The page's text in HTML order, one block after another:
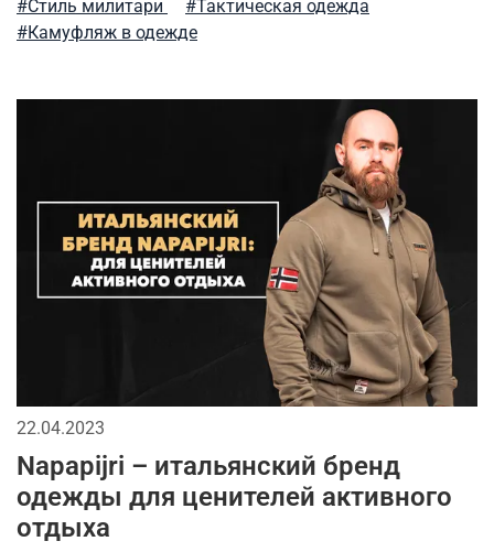
#Стиль милитари
#Тактическая одежда
#Камуфляж в одежде
22.04.2023
Napapijri – итальянский бренд
одежды для ценителей активного
отдыха